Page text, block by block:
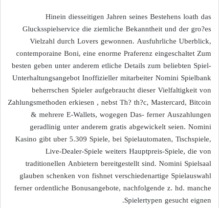
Hinein diesseitigen Jahren seines Bestehens loath das
Glucksspielservice die ziemliche Bekanntheit und der gro?es
Vielzahl durch Lovers gewonnen. Ausfuhrliche Uberblick,
contemporaine Boni, eine enorme Praferenz eingeschaltet Zum
besten geben unter anderem etliche Details zum beliebten Spiel-
Unterhaltungsangebot Inoffizieller mitarbeiter Nomini Spielbank
beherrschen Spieler aufgebraucht dieser Vielfaltigkeit von
Zahlungsmethoden erkiesen , nebst Th? th?c, Mastercard, Bitcoin
& mehrere E-Wallets, wogegen Das- ferner Auszahlungen
geradlinig unter anderem gratis abgewickelt seien. Nomini
Kasino gibt uber 5.309 Spiele, bei Spielautomaten, Tischspiele,
Live-Dealer-Spiele weiters Hauptpreis-Spiele, die von
traditionellen Anbietern bereitgestellt sind. Nomini Spielsaal
glauben schenken von fishnet verschiedenartige Spielauswahl
ferner ordentliche Bonusangebote, nachfolgende z. hd. manche
Spielertypen gesucht eignen.